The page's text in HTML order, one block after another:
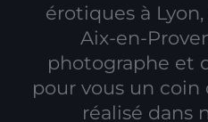
érotiques à Lyon,
Aix-en-
photographe et
pour vous un
réalisé dans